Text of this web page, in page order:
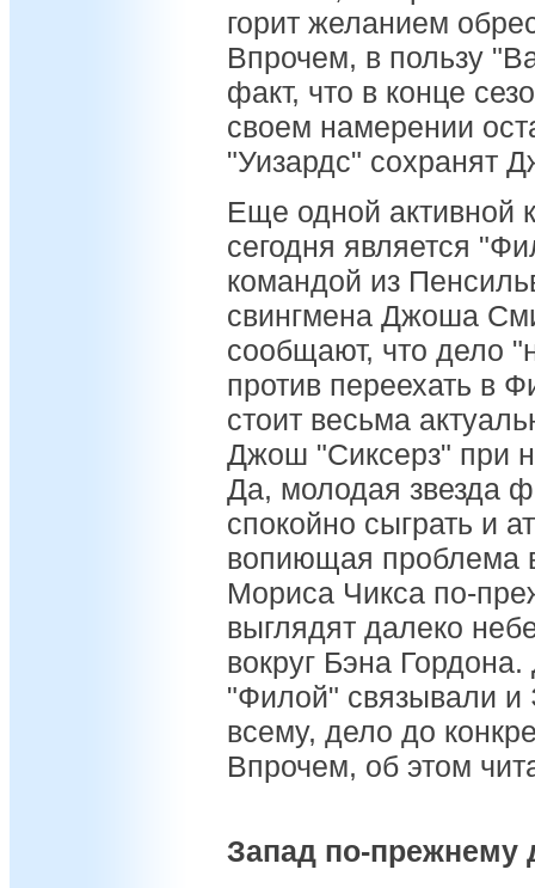
горит желанием
Впрочем, в пользу
факт, что в конце
своем намерении
"Уизардс" сохранят
Еще одной активной
сегодня является
командой из
свингмена Джоша
сообщают, что дело
против переехать в
стоит весьма
Джош "Сиксерз" при
Да, молодая звезда
спокойно сыграть и
вопиющая проблема
Мориса Чикса по-
выглядят далеко
вокруг Бэна
"Филой" связывали и
всему, дело до
Впрочем, об этом
Запад по-прежнему